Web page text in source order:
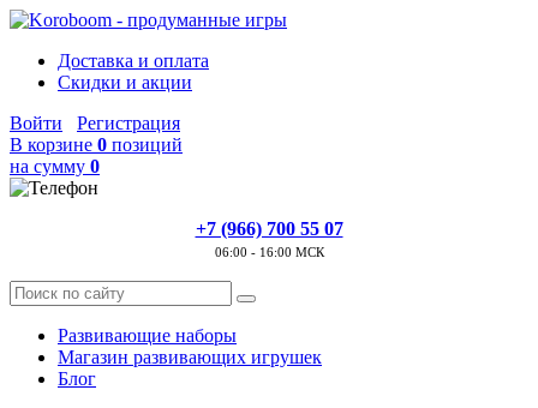
Доставка и оплата
Скидки и акции
Войти
Регистрация
В корзине 0 позиций
на сумму 0
+7 (966) 700 55 07
06:00 - 16:00 МСК
Развивающие наборы
Магазин развивающих игрушек
Блог